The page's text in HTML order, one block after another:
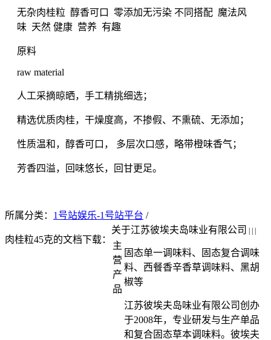
无杂肉桂粒 醇香可口 零添加无污染 不同搭配 魔法风
味 天然 健康 营养 有趣
原料
raw material
人工采摘晾晒，手工精挑细选；
精选优质肉桂，干燥度高，不掺假、不熏硫、无添加；
性质温和，醇香可口， 多层次口感，略带橙味香气；
芳香四溢，回味悠长，回甘更足。
所属分类： 1号站娱乐-1号站平台 /
肉桂粒45克的文档下载：
关于江苏彼埃夫岛味业有限公司 | | |
主
营
产
品
固态单一调味料、固态复合调味
料、西餐香辛香草调味料、黑胡
椒等
江苏彼埃夫岛味业有限公司创办
于2008年，专业研发与生产单品
和复合固态草本调味料。彼埃夫